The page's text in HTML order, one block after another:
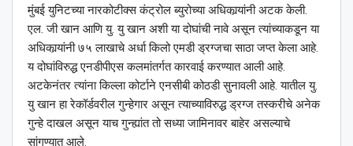
मुंबई युनिटच्या नारकोटीक्स कंट्रोल ब्युरोच्या अधिकार्‍यांनी अटक केली.
एल. जी खान आणि यु. यु खान अशी या दोघांची नावे असून त्यांच्याकडून या
अधिकार्‍यांनी ७५ लाखाचे अर्धा किलो एमडी ड्रग्जचा साठा जप्त केला आहे.
य दोघांविरुद्ध एनडीपीएस कलमांतर्गत कारवाई करण्यात आली आहे.
अटकेनंतर त्यांना किल्ला कोर्टाने एनसीबी कोठडी सुनावली आहे. यातील यु.
यु खान हा रेकॉर्डवरील गुन्हेगार असून त्याच्याविरुद्ध ड्रग्ज तस्करीचे अनेक
गुन्हे दाखल असून याच गुन्ह्यांत तो सध्या जामिनावर बाहेर असल्याचे
सांगण्यात आले.